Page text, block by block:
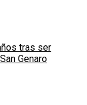
tras ser
Genaro